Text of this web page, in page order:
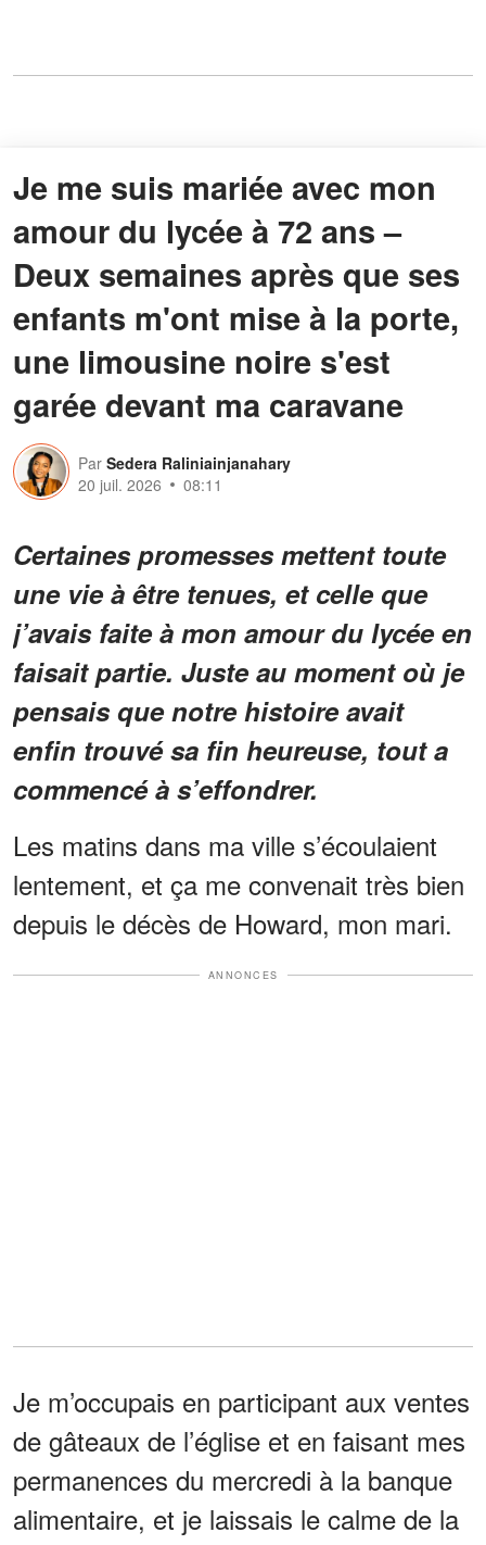
Je me suis mariée avec mon
amour du lycée à 72 ans –
Deux semaines après que ses
enfants m'ont mise à la porte,
une limousine noire s'est
garée devant ma caravane
Par Sedera Raliniainjanahary
20 juil. 2026
08:11
Certaines promesses mettent toute
une vie à être tenues, et celle que
j’avais faite à mon amour du lycée en
faisait partie. Juste au moment où je
pensais que notre histoire avait
enfin trouvé sa fin heureuse, tout a
commencé à s’effondrer.
Les matins dans ma ville s’écoulaient
lentement, et ça me convenait très bien
depuis le décès de Howard, mon mari.
ANNONCES
Je m’occupais en participant aux ventes
de gâteaux de l’église et en faisant mes
permanences du mercredi à la banque
alimentaire, et je laissais le calme de la